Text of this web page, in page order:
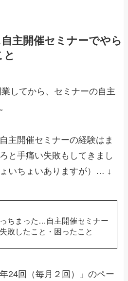
主開催セミナーでやら
と
してから、セミナーの自主
主開催セミナーの経験はま
と手痛い失敗もしてきまし
いちょいありますが）… ↓
ちまった…自主開催セミナー
敗したこと・困ったこと
24回（毎月２回）」のペー